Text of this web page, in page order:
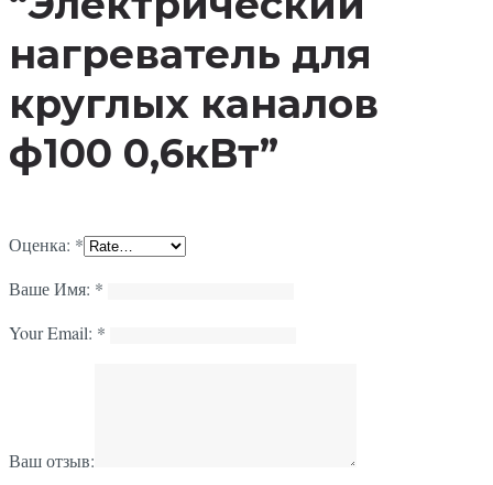
нагреватель для
круглых каналов
ф100 0,6кВт”
Оценка: *
Ваше Имя: *
Your Email: *
Ваш отзыв: